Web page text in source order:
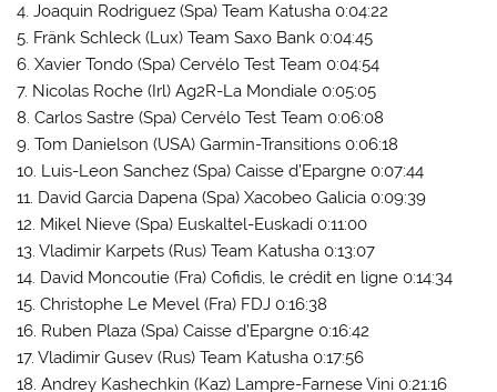
4. Joaquin Rodriguez (Spa) Team Katusha 0:04:22
5. Fränk Schleck (Lux) Team Saxo Bank 0:04:45
6. Xavier Tondo (Spa) Cervélo Test Team 0:04:54
7. Nicolas Roche (Irl) Ag2R-La Mondiale 0:05:05
8. Carlos Sastre (Spa) Cervélo Test Team 0:06:08
9. Tom Danielson (USA) Garmin-Transitions 0:06:18
10. Luis-Leon Sanchez (Spa) Caisse d’Epargne 0:07:44
11. David Garcia Dapena (Spa) Xacobeo Galicia 0:09:39
12. Mikel Nieve (Spa) Euskaltel-Euskadi 0:11:00
13. Vladimir Karpets (Rus) Team Katusha 0:13:07
14. David Moncoutie (Fra) Cofidis, le crédit en ligne 0:14:34
15. Christophe Le Mevel (Fra) FDJ 0:16:38
16. Ruben Plaza (Spa) Caisse d’Epargne 0:16:42
17. Vladimir Gusev (Rus) Team Katusha 0:17:56
18. Andrey Kashechkin (Kaz) Lampre-Farnese Vini 0:21:16